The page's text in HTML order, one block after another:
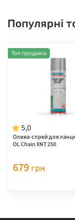
Популярні
5,0
Олива-спрей для
OL Chain XNT 250
Топ продажів
679 грн